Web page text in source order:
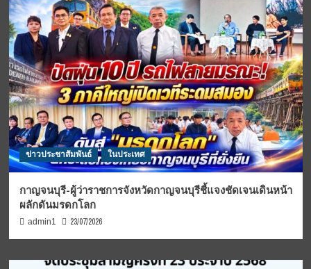
ข่าวประชาสัมพันธ์ ในประเทศ
กาญจนบุรี-ผู้ว่าราชการจังหวัดกาญจนบุรีชี้แจงชัดเจนเดินหน้า
ผลักดันมรดกโลก
admin1 23/07/2026